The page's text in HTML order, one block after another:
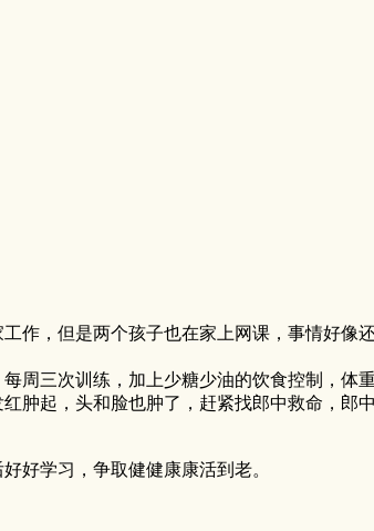
作，但是两个孩子也在家上网课，事情好
周三次训练，加上少糖少油的饮食控制，体
肿起，头和脸也肿了，赶紧找郎中救命，郎
好学习，争取健健康康活到老。